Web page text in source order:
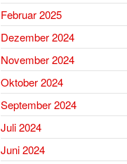
Februar 2025
Dezember 2024
November 2024
Oktober 2024
September 2024
Juli 2024
Juni 2024